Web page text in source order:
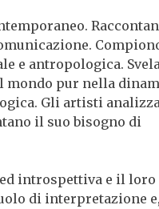
e antropologica.
mondo pur nella
Gli artisti
il suo bisogno di
introspettiva e il loro
di interpretazione